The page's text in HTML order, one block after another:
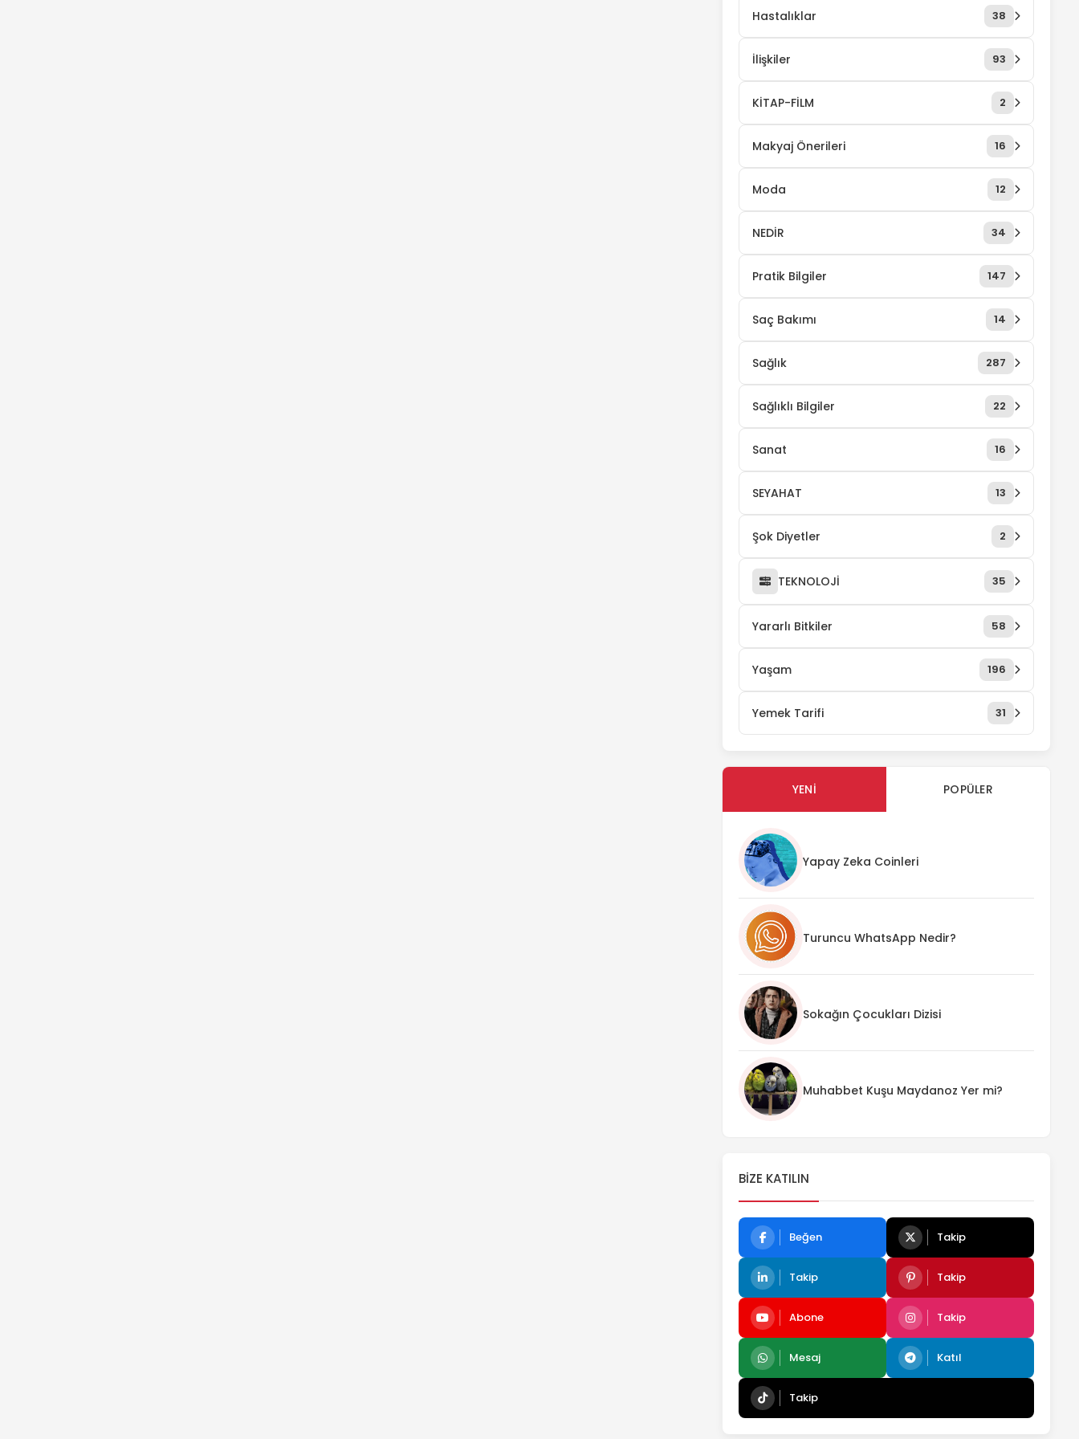
Hastalıklar 38
İlişkiler 93
KİTAP-FİLM 2
Makyaj Önerileri 16
Moda 12
NEDİR 34
Pratik Bilgiler 147
Saç Bakımı 14
Sağlık 287
Sağlıklı Bilgiler 22
Sanat 16
SEYAHAT 13
Şok Diyetler 2
TEKNOLOJİ 35
Yararlı Bitkiler 58
Yaşam 196
Yemek Tarifi 31
YENI POPÜLER
Yapay Zeka Coinleri
Turuncu WhatsApp Nedir?
Sokağın Çocukları Dizisi
Muhabbet Kuşu Maydanoz Yer mi?
BIZE KATILIN
Beğen Takip
Takip Takip
Abone Takip
Mesaj Katıl
Takip